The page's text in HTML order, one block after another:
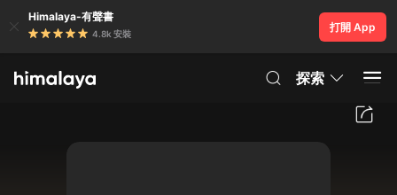
Himalaya-有聲書
4.8k 安裝
打開 App
探索